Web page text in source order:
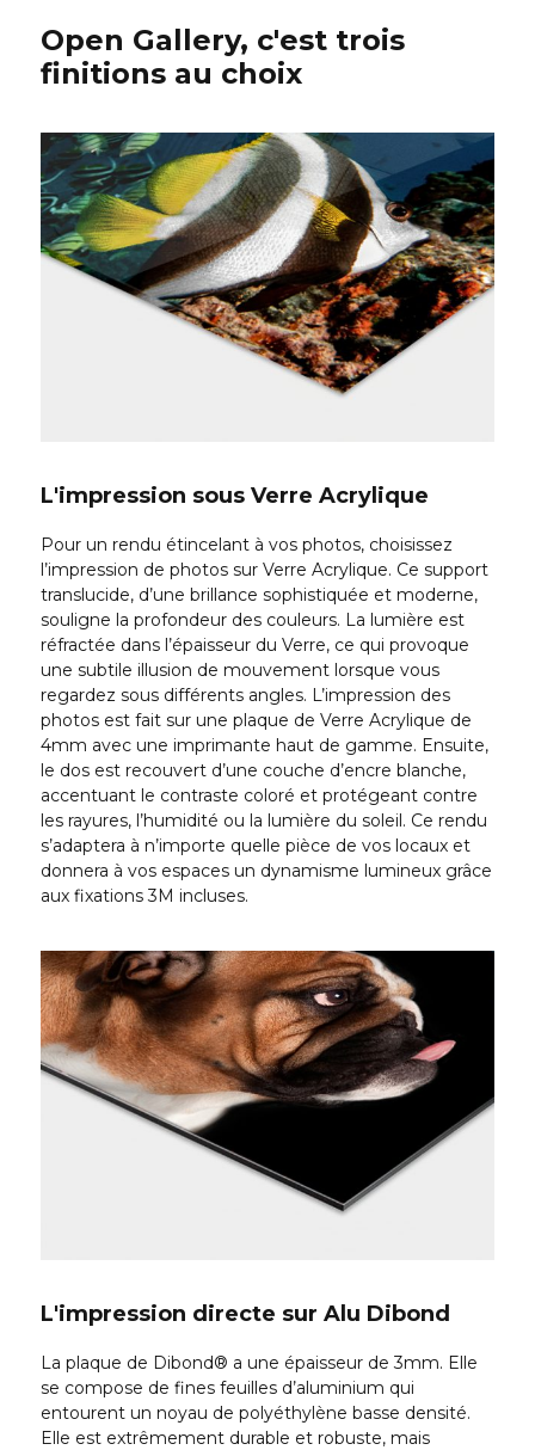
Open Gallery, c'est trois
finitions au choix
L'impression sous Verre Acrylique
Pour un rendu étincelant à vos photos, choisissez
l’impression de photos sur Verre Acrylique. Ce support
translucide, d’une brillance sophistiquée et moderne,
souligne la profondeur des couleurs. La lumière est
réfractée dans l’épaisseur du Verre, ce qui provoque
une subtile illusion de mouvement lorsque vous
regardez sous différents angles. L’impression des
photos est fait sur une plaque de Verre Acrylique de
4mm avec une imprimante haut de gamme. Ensuite,
le dos est recouvert d’une couche d’encre blanche,
accentuant le contraste coloré et protégeant contre
les rayures, l’humidité ou la lumière du soleil. Ce rendu
s’adaptera à n’importe quelle pièce de vos locaux et
donnera à vos espaces un dynamisme lumineux grâce
aux fixations 3M incluses.
L'impression directe sur Alu Dibond
La plaque de Dibond® a une épaisseur de 3mm. Elle
se compose de fines feuilles d’aluminium qui
entourent un noyau de polyéthylène basse densité.
Elle est extrêmement durable et robuste, mais